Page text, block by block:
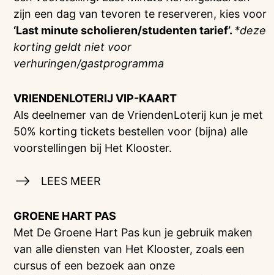
zijn een dag van tevoren te reserveren, kies voor
‘Last minute scholieren/studenten tarief’. *deze
korting geldt niet voor
verhuringen/gastprogramma
VRIENDENLOTERIJVIP-KAART
Als deelnemer van de VriendenLoterij kun je met
50% korting tickets bestellen voor (bijna) alle
voorstellingen bij Het Klooster.
LEES MEER
GROENE HART PAS
Met De Groene Hart Pas kun je gebruik maken
van alle diensten van Het Klooster, zoals een
cursus of een bezoek aan onze